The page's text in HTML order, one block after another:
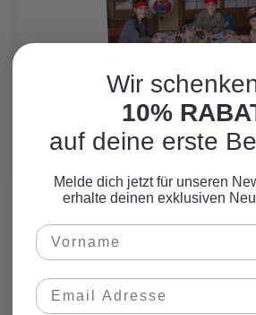
Hier finden Sie viele
zum Motto.
WEITERE
Beschreibung
Wir
10%
auf deine erste
Melde dich jetzt für unseren
erhalte deinen exklusiven